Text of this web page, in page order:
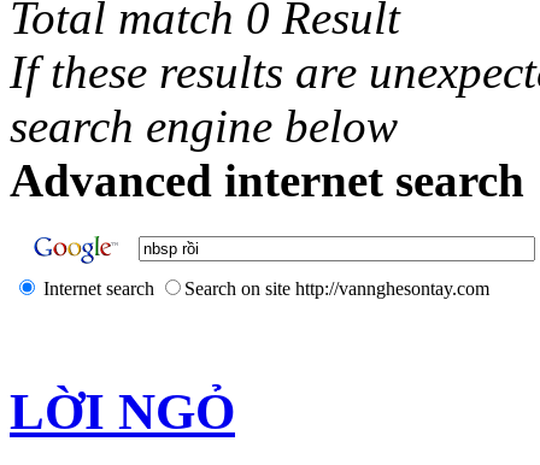
Total match 0 Result
If these results are
search engine below
Advanced internet search
Internet search Search on site http://vannghesontay.com
LỜI NGỎ